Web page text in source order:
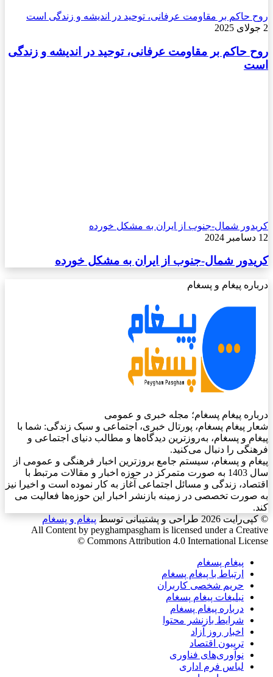
روح حاکم بر مقاومت عرفانی، توحید در اندیشه و زندگی است
2 جولای 2025
روح حاکم بر مقاومت عرفانی، توحید در اندیشه و زندگی
است
کریدور شمال-جنوب از ایران به مشکل خورده
12 دسامبر 2024
کریدور شمال-جنوب از ایران به مشکل خورده
درباره پیغام و پسغام
درباره پیغام پسغام؛ مجله خبری و عمومی
شعار پیغام پسغام، پورتال خبری، اجتماعی و سبک زندگی: شما با
پیغام و پسغام، به‌روزترین دیدگاه‌ها و مطالب دنیای اجتماعی و
فرهنگی را دنبال می‌کنید.
پیغام و پسغام، سیستم جامع بروزترین اخبار فرهنگی و عمومی از
سال 1403 به صورت متمرکز در حوزه اخبار و مقالات مرتبط با
اقتصاد، زندگی و مسائل اجتماعی آغاز به کار نموده است و اخیرا نیز
به صورت تخصصی در زمینه بازنشر اخبار این حوزه‌ها فعالیت می
کند.
© کپی‌رایت 2026
طراحی و پشتیبانی توسط پیغام و پسغام
All Content by peyghampasgham is licensed under a Creative
Commons Attribution 4.0 International License ©️
پیغام پسغام
ارتباط با پیغام پسغام
حریم شخصی کاربران
نبلیغات پیغام پسغام
درباره پیغام پسغام
شرایط بازنشر محتوا
اخبار روز آزاد
تریبون اقتصاد
نوآوری‌های فناوری
لباس فرم اداری